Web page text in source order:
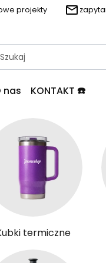
projekty
nas KONTAKT ☎️
termiczne